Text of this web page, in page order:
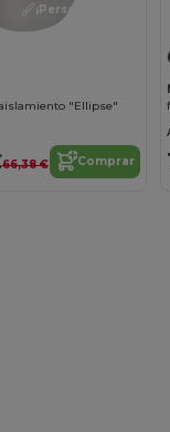
¡Personalízalo!
"Ellipse"
66,38 € Comprar